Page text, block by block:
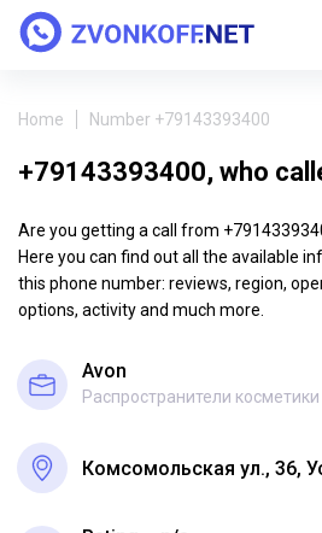
Home Number +79143393400
+79143393400, who
Are you getting a call from
Here you can find out all the available
this phone number: reviews, region,
options, activity and much more.
Avon
Распространители
Комсомольская ул., 36,